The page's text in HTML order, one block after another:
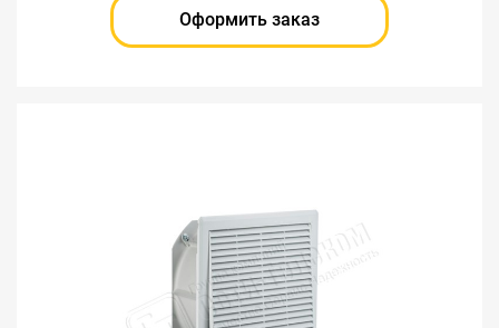
Оформить заказ